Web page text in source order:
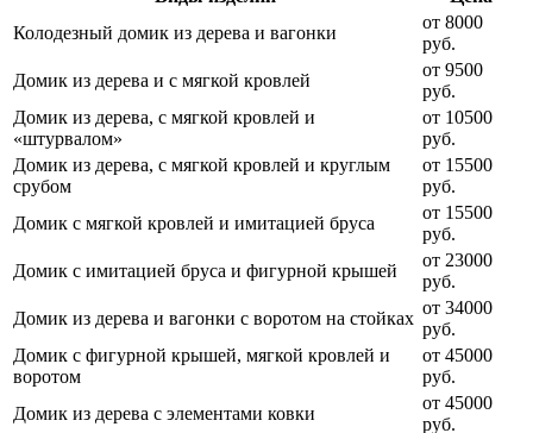
Колодезный домик из дерева и вагонки
от 8000
руб.
Домик из дерева и с мягкой кровлей
от 9500
руб.
Домик из дерева, с мягкой кровлей и
«штурвалом»
от 10500
руб.
Домик из дерева, с мягкой кровлей и круглым
срубом
от 15500
руб.
Домик с мягкой кровлей и имитацией бруса
от 15500
руб.
Домик с имитацией бруса и фигурной крышей
от 23000
руб.
Домик из дерева и вагонки с воротом на стойках
от 34000
руб.
Домик с фигурной крышей, мягкой кровлей и
воротом
от 45000
руб.
Домик из дерева с элементами ковки
от 45000
руб.